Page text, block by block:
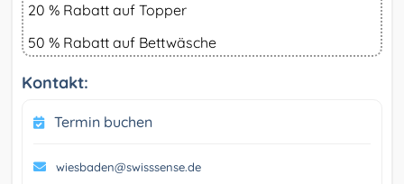
20 % Rabatt auf Topper
50 % Rabatt auf Bettwäsche
Kontakt:
Termin buchen
wiesbaden@swisssense.de